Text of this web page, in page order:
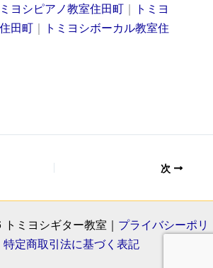
ミヨシピアノ教室住田町 ｜ トミヨ
田町 ｜ トミヨシボーカル教室住
次
ミヨシギター教室｜ プライバシーポリ
特定商取引法に基づく表記